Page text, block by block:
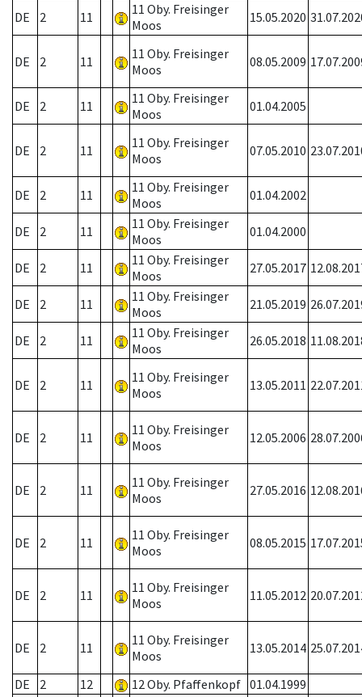
DE 2 11
11 Oby. Freisinger
Moos
15.05.2020
DE 2 11
11 Oby. Freisinger
Moos
08.05.2009
DE 2 11
11 Oby. Freisinger
Moos
01.04.2005
DE 2 11
11 Oby. Freisinger
Moos
07.05.2010
DE 2 11
11 Oby. Freisinger
Moos
01.04.2002
DE 2 11
11 Oby. Freisinger
Moos
01.04.2000
DE 2 11
11 Oby. Freisinger
Moos
27.05.2017
DE 2 11
11 Oby. Freisinger
Moos
21.05.2019
DE 2 11
11 Oby. Freisinger
Moos
26.05.2018
DE 2 11
11 Oby. Freisinger
Moos
13.05.2011
DE 2 11
11 Oby. Freisinger
Moos
12.05.2006
DE 2 11
11 Oby. Freisinger
Moos
27.05.2016
DE 2 11
11 Oby. Freisinger
Moos
08.05.2015
DE 2 11
11 Oby. Freisinger
Moos
11.05.2012
DE 2 11
11 Oby. Freisinger
Moos
13.05.2014
DE 2 12 12 Oby. Pfaffenkopf 01.04.1999